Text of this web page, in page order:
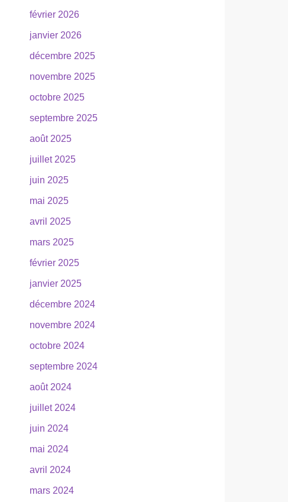
février 2026
janvier 2026
décembre 2025
novembre 2025
octobre 2025
septembre 2025
août 2025
juillet 2025
juin 2025
mai 2025
avril 2025
mars 2025
février 2025
janvier 2025
décembre 2024
novembre 2024
octobre 2024
septembre 2024
août 2024
juillet 2024
juin 2024
mai 2024
avril 2024
mars 2024